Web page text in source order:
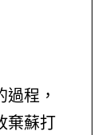
程，
棄蘇打